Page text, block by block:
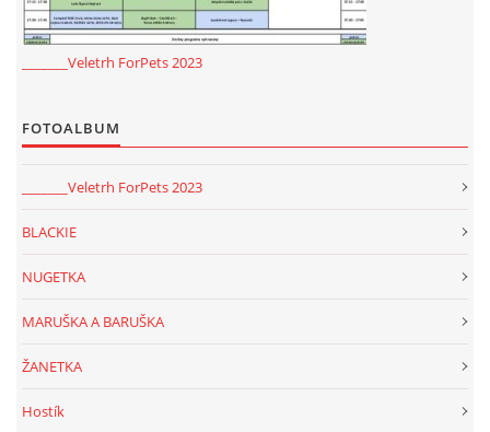
_______Veletrh ForPets 2023
FOTOALBUM
_______Veletrh ForPets 2023
BLACKIE
NUGETKA
MARUŠKA A BARUŠKA
ŽANETKA
Hostík